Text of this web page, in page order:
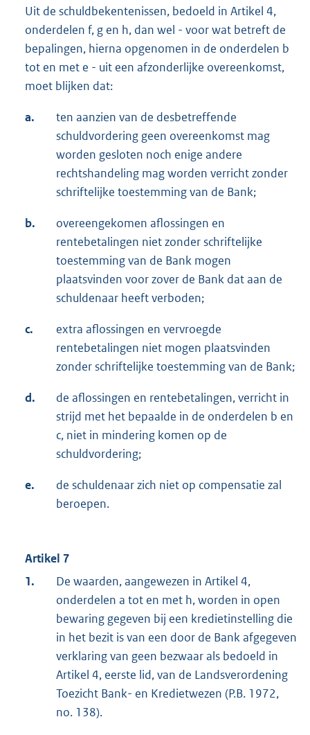
Uit de schuldbekentenissen, bedoeld in Artikel 4,
onderdelen f, g en h, dan wel - voor wat betreft de
bepalingen, hierna opgenomen in de onderdelen b
tot en met e - uit een afzonderlijke overeenkomst,
moet blijken dat:
a.
ten aanzien van de desbetreffende
schuldvordering geen overeenkomst mag
worden gesloten noch enige andere
rechtshandeling mag worden verricht zonder
schriftelijke toestemming van de Bank;
b.
overeengekomen aflossingen en
rentebetalingen niet zonder schriftelijke
toestemming van de Bank mogen
plaatsvinden voor zover de Bank dat aan de
schuldenaar heeft verboden;
c.
extra aflossingen en vervroegde
rentebetalingen niet mogen plaatsvinden
zonder schriftelijke toestemming van de Bank;
d.
de aflossingen en rentebetalingen, verricht in
strijd met het bepaalde in de onderdelen b en
c, niet in mindering komen op de
schuldvordering;
e.
de schuldenaar zich niet op compensatie zal
beroepen.
Artikel 7
1.
De waarden, aangewezen in Artikel 4,
onderdelen a tot en met h, worden in open
bewaring gegeven bij een kredietinstelling die
in het bezit is van een door de Bank afgegeven
verklaring van geen bezwaar als bedoeld in
Artikel 4, eerste lid, van de Landsverordening
Toezicht Bank- en Kredietwezen (P.B. 1972,
no. 138).